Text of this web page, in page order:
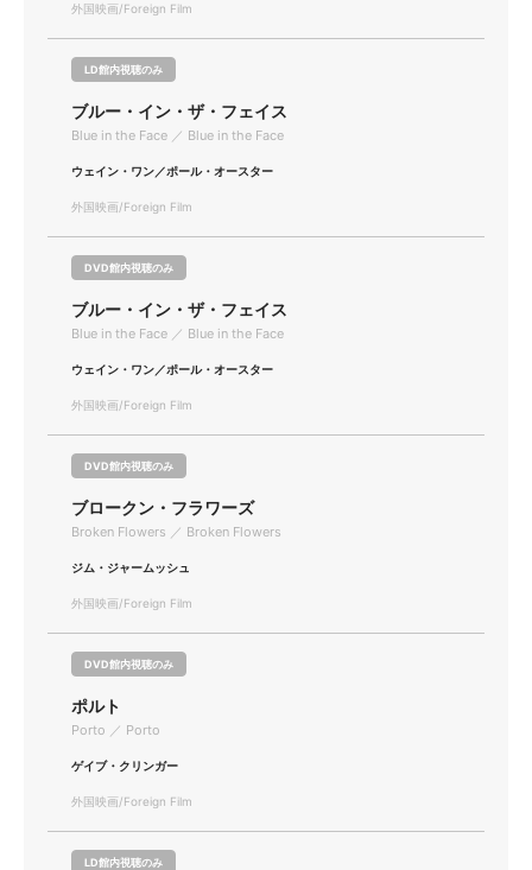
外国映画/Foreign Film
LD館内視聴のみ
ブルー・イン・ザ・フェイス
Blue in the Face ／ Blue in the Face
ウェイン・ワン／ポール・オースター
外国映画/Foreign Film
DVD館内視聴のみ
ブルー・イン・ザ・フェイス
Blue in the Face ／ Blue in the Face
ウェイン・ワン／ポール・オースター
外国映画/Foreign Film
DVD館内視聴のみ
ブロークン・フラワーズ
Broken Flowers ／ Broken Flowers
ジム・ジャームッシュ
外国映画/Foreign Film
DVD館内視聴のみ
ポルト
Porto ／ Porto
ゲイブ・クリンガー
外国映画/Foreign Film
LD館内視聴のみ